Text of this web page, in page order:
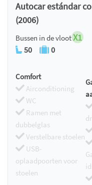
Autocar estándar
(2006)
Bussen in de vlootX1
50 0
Comfort
Airconditioning
WC
Ramen met
dubbelglas
Verstelbare stoelen
USB-
oplaadpoorten voor
stoelen